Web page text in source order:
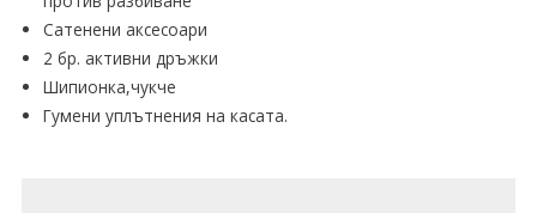
Сатенени аксесоари
2 бр. активни дръжки
Шипионка,чукче
Гумени уплътнения на касата.